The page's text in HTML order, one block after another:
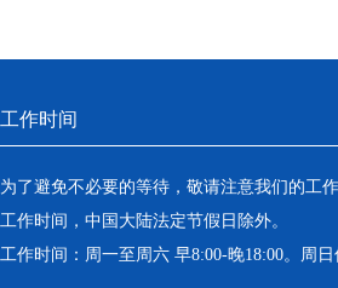
工作时间
为了避免不必要的等待，敬请注意我们的工
工作时间，中国大陆法定节假日除外。
工作时间：周一至周六 早8:00-晚18:00。周日